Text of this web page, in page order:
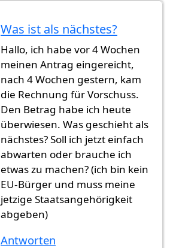
Was ist als nächstes?
Hallo, ich habe vor 4 Wochen
meinen Antrag eingereicht,
nach 4 Wochen gestern, kam
die Rechnung für Vorschuss.
Den Betrag habe ich heute
überwiesen. Was geschieht als
nächstes? Soll ich jetzt einfach
abwarten oder brauche ich
etwas zu machen? (ich bin kein
EU-Bürger und muss meine
jetzige Staatsangehörigkeit
abgeben)
Antworten